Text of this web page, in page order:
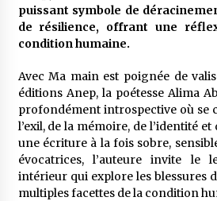
meilleur prêche du
2 semaines ago
retraite : Coup
sensibilisation au
nationale à l’étranger
2 semaines ago
Lancement d’une
sensibilisation sur la
informel
3 semaines ago
puissant symbole de
de résilience, offrant une
condition humaine.
Avec Ma main est poignée de
éditions Anep, la poétesse Alima
profondément introspective où se
l’exil, de la mémoire, de l’identité
une écriture à la fois sobre,
évocatrices, l’auteure invite le
intérieur qui explore les blessures
multiples facettes de la condition